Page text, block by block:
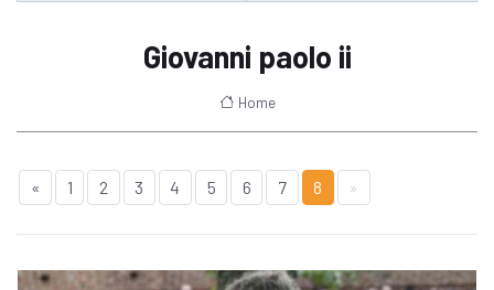
Giovanni paolo ii
Home
« 1 2 3 4 5 6 7 8 »